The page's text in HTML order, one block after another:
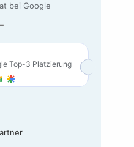
bei Google
Top-3 Platzierung